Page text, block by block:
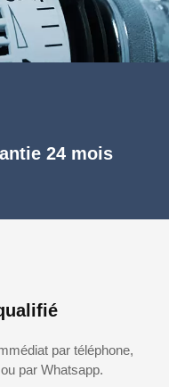
24 mois
par téléphone,
par Whatsapp.